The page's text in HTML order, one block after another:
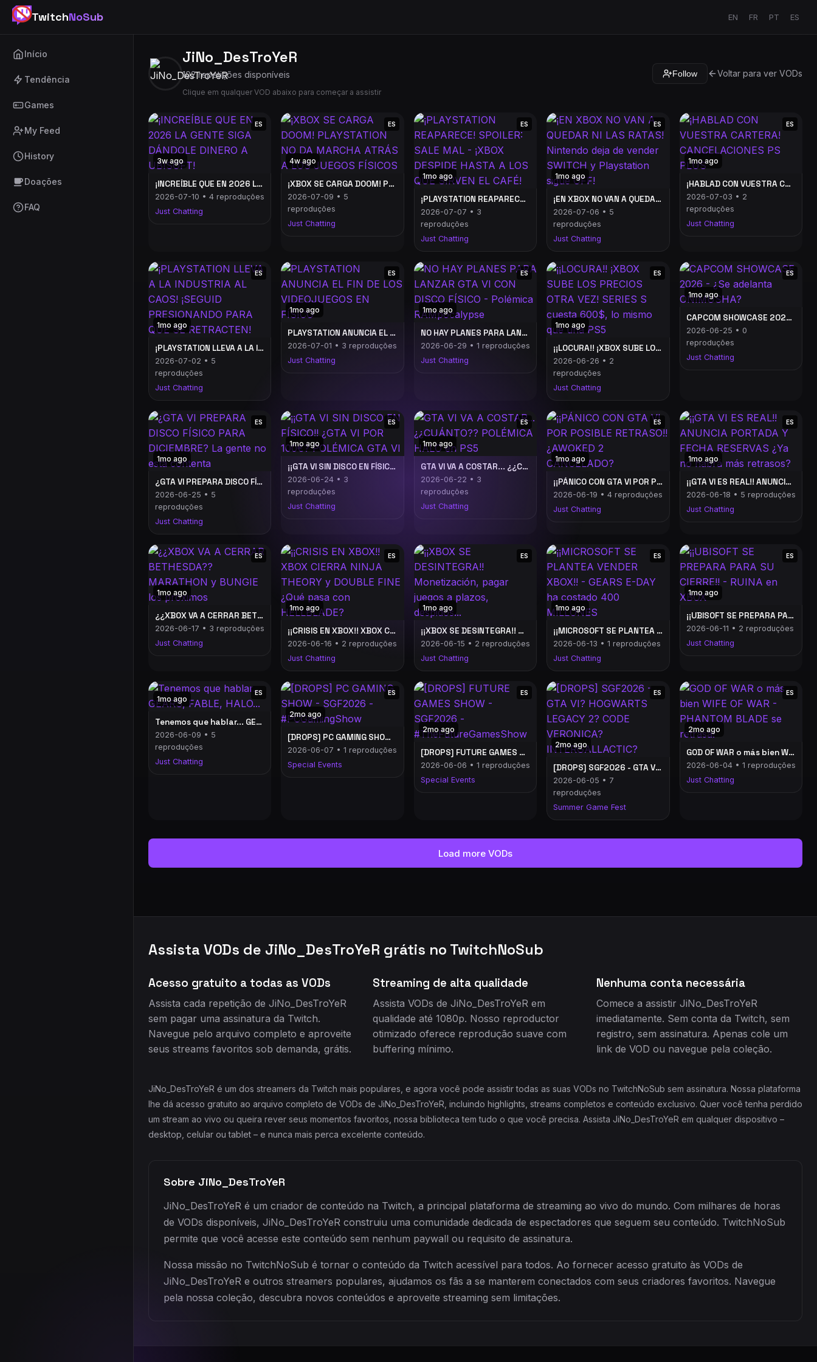
TwitchNoSub EN FR PT ES
Início
Tendência
Games
My Feed
History
Doações
FAQ
JiNo_DesTroYeR
102 repetições disponíveis
Clique em qualquer VOD abaixo para começar a assistir
Follow Voltar para ver VODs
3w ago
ES
¡INCREÍBLE QUE EN 2026 LA GENTE SIGA DÁNDOLE DINERO A UBISOFT!
2026-07-10 • 4 reproduções
Just Chatting
4w ago
ES
¡XBOX SE CARGA DOOM! PLAYSTATION NO DA MARCHA ATRÁS A LOS JUEGOS FÍSICOS
2026-07-09 • 5
reproduções
Just Chatting
1mo ago
ES
¡PLAYSTATION REAPARECE! SPOILER: SALE MAL - ¡XBOX DESPIDE HASTA A LOS QUE SIRVEN EL CAFÉ!
2026-07-07 • 3
reproduções
Just Chatting
1mo ago
ES
¡EN XBOX NO VAN A QUEDAR NI LAS RATAS! Nintendo deja de vender SWITCH y Playstation sigue OFF!
2026-07-06 • 5
reproduções
Just Chatting
1mo ago
ES
¡HABLAD CON VUESTRA CARTERA! CANCELACIONES PS PLUS
2026-07-03 • 2
reproduções
Just Chatting
1mo ago
ES
¡PLAYSTATION LLEVA A LA INDUSTRIA AL CAOS! ¡SEGUID PRESIONANDO PARA QUE SE RETRACTEN!
2026-07-02 • 5
reproduções
Just Chatting
1mo ago
ES
PLAYSTATION ANUNCIA EL FIN DE LOS VIDEOJUEGOS EN FÍSICO
2026-07-01 • 3 reproduções
Just Chatting
1mo ago
ES
NO HAY PLANES PARA LANZAR GTA VI CON DISCO FÍSICO - Polémica RAMpocalypse
2026-06-29 • 1 reproduções
Just Chatting
1mo ago
ES
¡¡LOCURA!! ¡XBOX SUBE LOS PRECIOS OTRA VEZ! SERIES S cuesta 600$, lo mismo que una PS5
2026-06-26 • 2
reproduções
Just Chatting
1mo ago
ES
CAPCOM SHOWCASE 2026 - ¿Se adelanta ONIMUSHA?
2026-06-25 • 0
reproduções
Just Chatting
1mo ago
ES
¿GTA VI PREPARA DISCO FÍSICO PARA DICIEMBRE? La gente no está contenta
2026-06-25 • 5
reproduções
Just Chatting
1mo ago
ES
¡¡GTA VI SIN DISCO EN FÍSICO!! ¿GTA VI POR 100€? POLÉMICA GTA VI
2026-06-24 • 3
reproduções
Just Chatting
1mo ago
ES
GTA VI VA A COSTAR... ¿¿CUÁNTO?? POLÉMICA HALO en PS5
2026-06-22 • 3
reproduções
Just Chatting
1mo ago
ES
¡¡PÁNICO CON GTA VI POR POSIBLE RETRASO!! ¿AWOKED 2 CANCELADO?
2026-06-19 • 4 reproduções
Just Chatting
1mo ago
ES
¡¡GTA VI ES REAL!! ANUNCIA PORTADA Y FECHA RESERVAS ¿Ya no habrá más retrasos?
2026-06-18 • 5 reproduções
Just Chatting
1mo ago
ES
¿¿XBOX VA A CERRAR BETHESDA?? MARATHON y BUNGIE los próximos
2026-06-17 • 3 reproduções
Just Chatting
1mo ago
ES
¡¡CRISIS EN XBOX!! XBOX CIERRA NINJA THEORY y DOUBLE FINE ¿Qué pasa con HELLBLADE?
2026-06-16 • 2 reproduções
Just Chatting
1mo ago
ES
¡¡XBOX SE DESINTEGRA!! Monetización, pagar juegos a plazos, despidos...
2026-06-15 • 2 reproduções
Just Chatting
1mo ago
ES
¡¡MICROSOFT SE PLANTEA VENDER XBOX!! - GEARS E-DAY ha costado 400 MILLONES
2026-06-13 • 1 reproduções
Just Chatting
1mo ago
ES
¡¡UBISOFT SE PREPARA PARA SU CIERRE!! - RUINA en XBOX
2026-06-11 • 2 reproduções
Just Chatting
1mo ago
ES
Tenemos que hablar... GEARS, FABLE, HALO...
2026-06-09 • 5
reproduções
Just Chatting
2mo ago
ES
[DROPS] PC GAMING SHOW - SGF2026 - #PCGamingShow
2026-06-07 • 1 reproduções
Special Events
2mo ago
ES
[DROPS] FUTURE GAMES SHOW - SGF2026 - #TheFutureGamesShow
2026-06-06 • 1 reproduções
Special Events
2mo ago
ES
[DROPS] SGF2026 - GTA VI? HOGWARTS LEGACY 2? CODE VERONICA? INTERGALLACTIC?
2026-06-05 • 7
reproduções
Summer Game Fest
2mo ago
ES
GOD OF WAR o más bien WIFE OF WAR - PHANTOM BLADE se retrasa!
2026-06-04 • 1 reproduções
Just Chatting
Load more VODs
Assista VODs de JiNo_DesTroYeR grátis no TwitchNoSub
Acesso gratuito a todas as VODs
Assista cada repetição de JiNo_DesTroYeR
sem pagar uma assinatura da Twitch.
Navegue pelo arquivo completo e aproveite
seus streams favoritos sob demanda, grátis.
Streaming de alta qualidade
Assista VODs de JiNo_DesTroYeR em
qualidade até 1080p. Nosso reproductor
otimizado oferece reprodução suave com
buffering mínimo.
Nenhuma conta necessária
Comece a assistir JiNo_DesTroYeR
imediatamente. Sem conta da Twitch, sem
registro, sem assinatura. Apenas cole um
link de VOD ou navegue pela coleção.
JiNo_DesTroYeR é um dos streamers da Twitch mais populares, e agora você pode assistir todas as suas VODs no TwitchNoSub sem assinatura. Nossa plataforma
lhe dá acesso gratuito ao arquivo completo de VODs de JiNo_DesTroYeR, incluindo highlights, streams completos e conteúdo exclusivo. Quer você tenha perdido
um stream ao vivo ou queira rever seus momentos favoritos, nossa biblioteca tem tudo o que você precisa. Assista JiNo_DesTroYeR em qualquer dispositivo –
desktop, celular ou tablet – e nunca mais perca excelente conteúdo.
Sobre JiNo_DesTroYeR
JiNo_DesTroYeR é um criador de conteúdo na Twitch, a principal plataforma de streaming ao vivo do mundo. Com milhares de horas
de VODs disponíveis, JiNo_DesTroYeR construiu uma comunidade dedicada de espectadores que seguem seu conteúdo. TwitchNoSub
permite que você acesse este conteúdo sem nenhum paywall ou requisito de assinatura.
Nossa missão no TwitchNoSub é tornar o conteúdo da Twitch acessível para todos. Ao fornecer acesso gratuito às VODs de
JiNo_DesTroYeR e outros streamers populares, ajudamos os fãs a se manterem conectados com seus criadores favoritos. Navegue
pela nossa coleção, descubra novos conteúdos e aproveite streaming sem limitações.